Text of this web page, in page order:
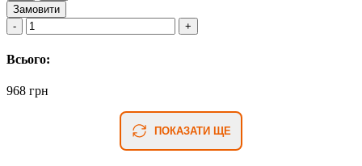
Замовити
Всього:
968 грн
ПОКАЗАТИ ЩЕ